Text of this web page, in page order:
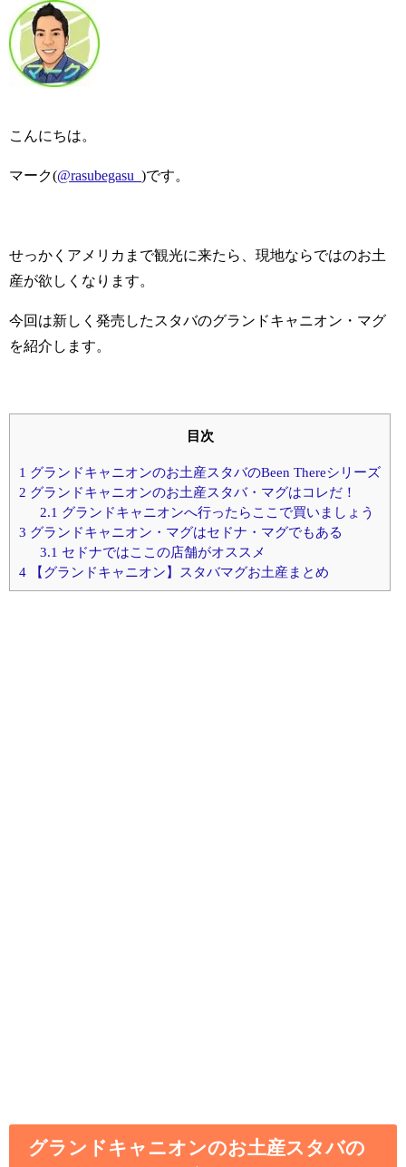
こんにちは。
マーク(@rasubegasu_ )です。
せっかくアメリカまで観光に来たら、現地ならではのお土
産が欲しくなります。
今回は新しく発売したスタバのグランドキャニオン・マグ
を紹介します。
目次
1 グランドキャニオンのお土産スタバのBeen Thereシリーズ
2 グランドキャニオンのお土産スタバ・マグはコレだ！
2.1 グランドキャニオンへ行ったらここで買いましょう
3 グランドキャニオン・マグはセドナ・マグでもある
3.1 セドナではここの店舗がオススメ
4 【グランドキャニオン】スタバマグお土産まとめ
グランドキャニオンのお土産スタバの